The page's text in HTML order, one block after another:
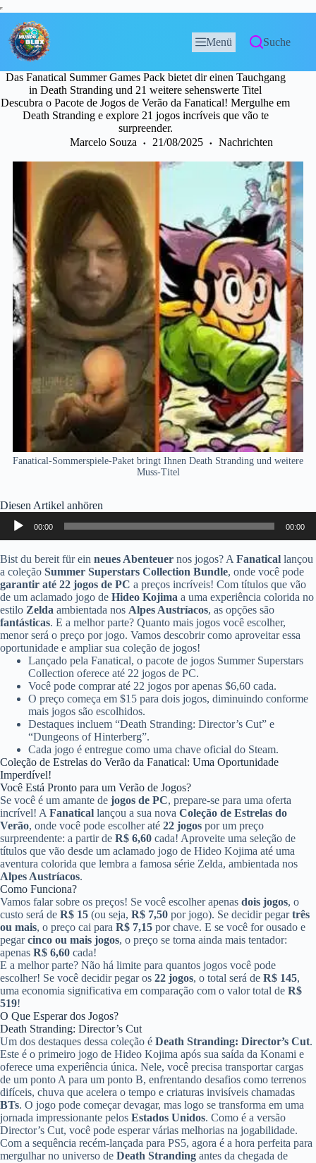
Menü Suche
Das Fanatical Summer Games Pack bietet dir einen Tauchgang
in Death Stranding und 21 weitere sehenswerte Titel
Descubra o Pacote de Jogos de Verão da Fanatical! Mergulhe em
Death Stranding e explore 21 jogos incríveis que vão te
surpreender.
Marcelo Souza
21/08/2025 Nachrichten
Fanatical-Sommerspiele-Paket bringt Ihnen Death Stranding und weitere
Muss-Titel
Diesen Artikel anhören
Audio-
Player
00:00 00:00
Bist du bereit für ein neues Abenteuer nos jogos? A Fanatical lançou
a coleção Summer Superstars Collection Bundle, onde você pode
garantir até 22 jogos de PC a preços incríveis! Com títulos que vão
de um aclamado jogo de Hideo Kojima a uma experiência colorida no
estilo Zelda ambientada nos Alpes Austríacos, as opções são
fantásticas. E a melhor parte? Quanto mais jogos você escolher,
menor será o preço por jogo. Vamos descobrir como aproveitar essa
oportunidade e ampliar sua coleção de jogos!
Lançado pela Fanatical, o pacote de jogos Summer Superstars
Collection oferece até 22 jogos de PC.
Você pode comprar até 22 jogos por apenas $6,60 cada.
O preço começa em $15 para dois jogos, diminuindo conforme
mais jogos são escolhidos.
Destaques incluem “Death Stranding: Director’s Cut” e
“Dungeons of Hinterberg”.
Cada jogo é entregue como uma chave oficial do Steam.
Coleção de Estrelas do Verão da Fanatical: Uma Oportunidade
Imperdível!
Você Está Pronto para um Verão de Jogos?
Se você é um amante de jogos de PC, prepare-se para uma oferta
incrível! A Fanatical lançou a sua nova Coleção de Estrelas do
Verão, onde você pode escolher até 22 jogos por um preço
surpreendente: a partir de R$ 6,60 cada! Aproveite uma seleção de
títulos que vão desde um aclamado jogo de Hideo Kojima até uma
aventura colorida que lembra a famosa série Zelda, ambientada nos
Alpes Austríacos.
Como Funciona?
Vamos falar sobre os preços! Se você escolher apenas dois jogos, o
custo será de R$ 15 (ou seja, R$ 7,50 por jogo). Se decidir pegartrês
ou mais, o preço cai para R$ 7,15 por chave. E se você for ousado e
pegarcinco ou mais jogos, o preço se torna ainda mais tentador:
apenas R$ 6,60 cada!
E a melhor parte? Não há limite para quantos jogos você pode
escolher! Se você decidir pegar os 22 jogos, o total será de R$ 145,
uma economia significativa em comparação com o valor total de R$
519!
O Que Esperar dos Jogos?
Death Stranding: Director’s Cut
Um dos destaques dessa coleção é Death Stranding: Director’s Cut.
Este é o primeiro jogo de Hideo Kojima após sua saída da Konami e
oferece uma experiência única. Nele, você precisa transportar cargas
de um ponto A para um ponto B, enfrentando desafios como terrenos
difíceis, chuva que acelera o tempo e criaturas invisíveis chamadas
BTs. O jogo pode começar devagar, mas logo se transforma em uma
jornada impressionante pelos Estados Unidos. Como é a versão
Director’s Cut, você pode esperar várias melhorias na jogabilidade.
Com a sequência recém-lançada para PS5, agora é a hora perfeita para
mergulhar no universo de Death Stranding antes da chegada de